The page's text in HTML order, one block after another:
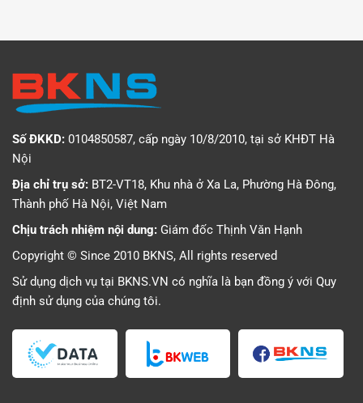
Số ĐKKD: 0104850587, cấp ngày 10/8/2010, tại sở KHĐT Hà
Nội
Địa chỉ trụ sở: BT2-VT18, Khu nhà ở Xa La, Phường Hà Đông,
Thành phố Hà Nội, Việt Nam
Chịu trách nhiệm nội dung: Giám đốc Thịnh Văn Hạnh
Copyright © Since 2010 BKNS, All rights reserved
Sử dụng dịch vụ tại BKNS.VN có nghĩa là bạn đồng ý với Quy
định sử dụng của chúng tôi.